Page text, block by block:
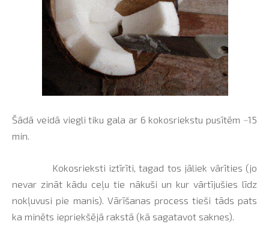
Šādā veidā viegli tiku gala ar 6 kokosriekstu pusītēm ~15
min.
Kokosrieksti iztīrīti, tagad tos jāliek vārīties (jo
nevar zināt kādu ceļu tie nākuši un kur vārtījušies līdz
nokļuvusi pie manis). Vārīšanas process tieši tāds pats
ka minēts iepriekšējā rakstā (kā sagatavot saknes).